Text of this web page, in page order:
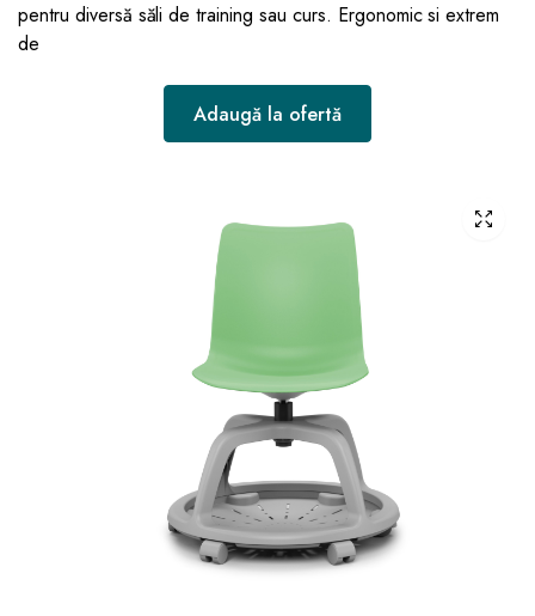
pentru diversă săli de training sau curs. Ergonomic si extrem
de
Adaugă la ofertă